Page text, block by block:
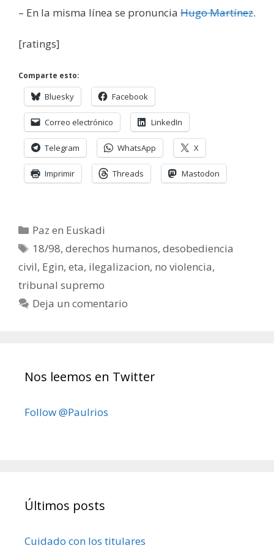
– En la misma línea se pronuncia Hugo Martínez.
[ratings]
Comparte esto:
Bluesky Facebook
Correo electrónico LinkedIn
Telegram WhatsApp X
Imprimir Threads Mastodon
Categorías
Paz en Euskadi
Etiquetas
18/98,derechos humanos,desobediencia
civil, Egin, eta, ilegalizacion, no violencia,
tribunal supremo
Deja un comentario
Nos leemos en Twitter
Follow @Paulrios
Últimos posts
Cuidado con los titulares